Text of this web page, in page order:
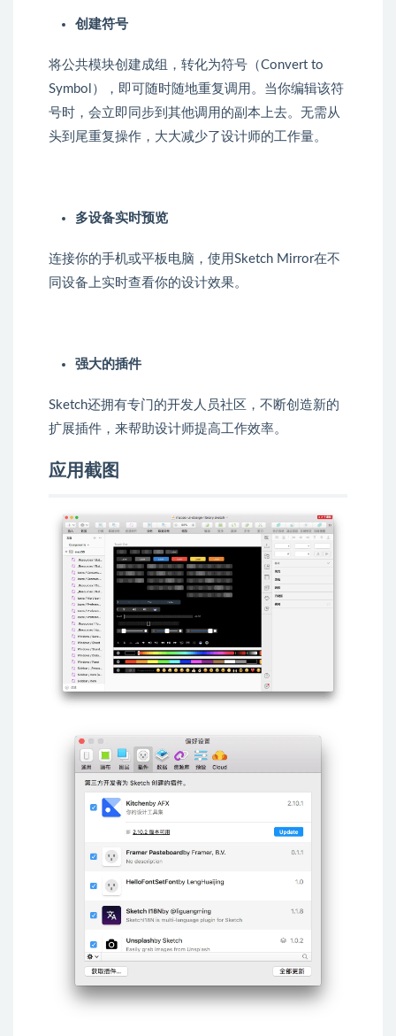
创建符号
将公共模块创建成组，转化为符号（Convert to
Symbol），即可随时随地重复调用。当你编辑该符
号时，会立即同步到其他调用的副本上去。无需从
头到尾重复操作，大大减少了设计师的工作量。
多设备实时预览
连接你的手机或平板电脑，使用Sketch Mirror在不
同设备上实时查看你的设计效果。
强大的插件
Sketch还拥有专门的开发人员社区，不断创造新的
扩展插件，来帮助设计师提高工作效率。
应用截图